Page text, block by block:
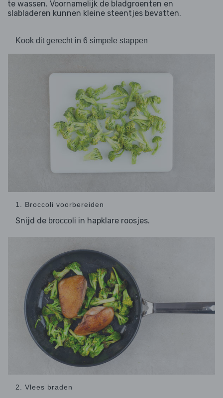
te wassen. Voornamelijk de bladgroenten en
slabladeren kunnen kleine steentjes bevatten.
Kook dit gerecht in 6 simpele stappen
1. Broccoli voorbereiden
Snijd de broccoli in hapklare roosjes.
2. Vlees braden